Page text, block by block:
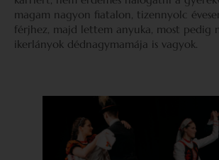
magam nagyon fiatalon, tizennyolc
férjhez, majd lettem anyuka, most pedig
ikerlányok dédnagymamája is vagyok.